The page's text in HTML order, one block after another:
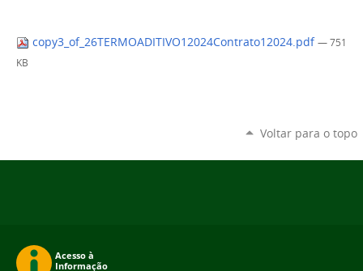
copy3_of_26TERMOADITIVO12024Contrato12024.pdf — 751
KB
Voltar para o topo